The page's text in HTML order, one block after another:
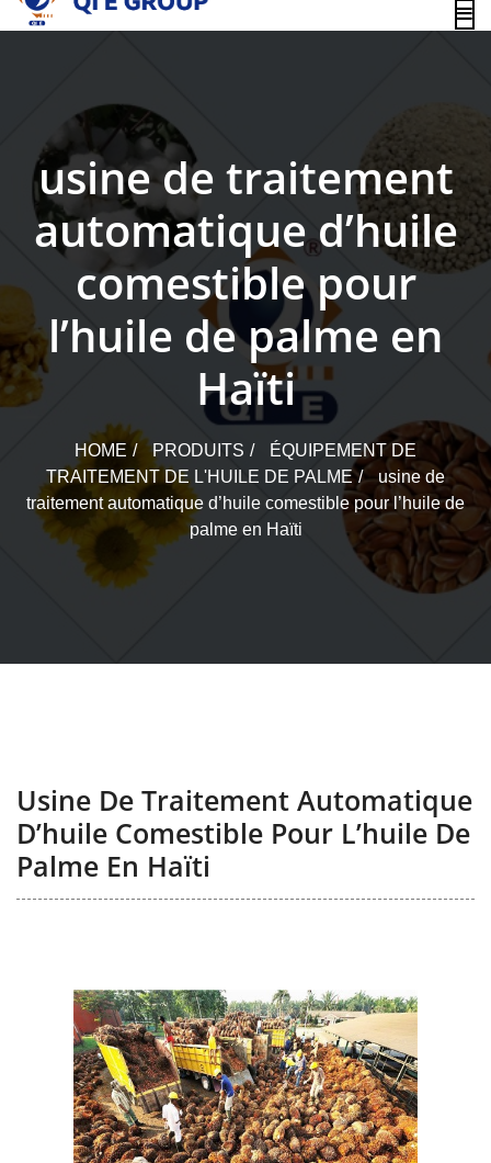
content
usine de traitement
automatique d’huile
comestible pour
l’huile de palme en
Haïti
HOME PRODUITS
ÉQUIPEMENT DE
TRAITEMENT DE L'HUILE DE PALME
usine de
traitement automatique d’huile comestible pour l’huile de
palme en Haïti
Usine De Traitement Automatique
D’huile Comestible Pour L’huile De
Palme En Haïti